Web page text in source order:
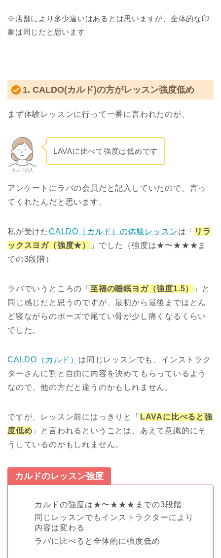
※店舗により多少違いはあるとは思いますが、全体的な印
象は同じだと思います
1. CALDO(カルド)の方がレッスン強度低め
まず体験レッスンに行って一番に言われたのが、
カルドの人
LAVAに比べて強度は低めです
アンケートにラバの会員だと記入していたので、言っ
てくれたんだと思います。
私が受けたCALDO（カルド）の体験レッスンは「 リラ
ックスヨガ（強度★）
」でした（強度は★〜★★★ま
での3段階）
ラバでいうところの「 至福の睡眠ヨガ（強度1.5）
」と
同じ感じだと思うのですが、最初から最後までほとん
ど寝ながらのポーズで尾てい骨が少し痛くなるくらい
でした。
CALDO（カルド） は同じレッスンでも、インストラク
ターさんに割と自由に内容を決めてもらっているよう
なので、他の方だと違うのかもしれません。
ですが、レッスン前にはっきりと「 LAVAに比べると強
度低め 」と言われるということは、あえて意識的にそ
うしているのかもしれません。
カルドのレッスン強度
カルドの強度は★〜★★★までの3段階
同じレッスンでもインストラクターにより
内容は変わる
ラバに比べると全体的に強度低め